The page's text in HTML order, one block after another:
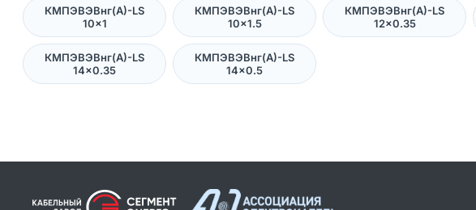
КМПЭВЭВнг(А)-LS
10×1
КМПЭВЭВнг(А)-LS
10×1.5
КМПЭВЭВнг(А)-LS
12×0.35
КМПЭВЭВнг(А)-LS
14×0.35
КМПЭВЭВнг(А)-LS
14×0.5